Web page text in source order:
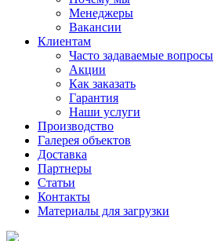
Менеджеры
Вакансии
Клиентам
Часто задаваемые вопросы
Акции
Как заказать
Гарантия
Наши услуги
Производство
Галерея объектов
Доставка
Партнеры
Статьи
Контакты
Материалы для загрузки